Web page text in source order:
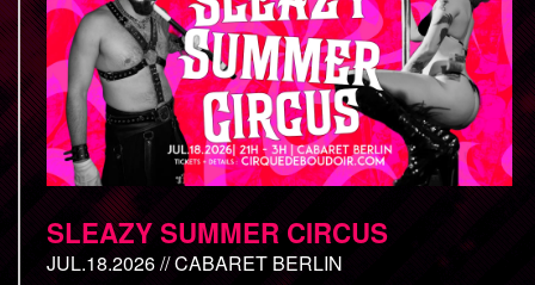
SLEAZY SUMMER CIRCUS
JUL.18.2026 // CABARET BERLIN